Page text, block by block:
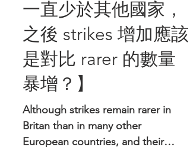
Lily GRE
2022年11月11日
讀畢需時 1 分鐘
【邏輯覺得是 strikes
一直少於其他國家，
之後 strikes 增加應該
是對比 rarer 的數量